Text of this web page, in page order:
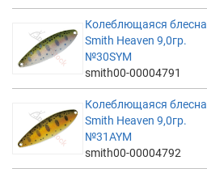
Колеблющаяся блесна
Smith Heaven 9,0гр.
№30SYM
smith00-00004791
Колеблющаяся блесна
Smith Heaven 9,0гр.
№31AYM
smith00-00004792